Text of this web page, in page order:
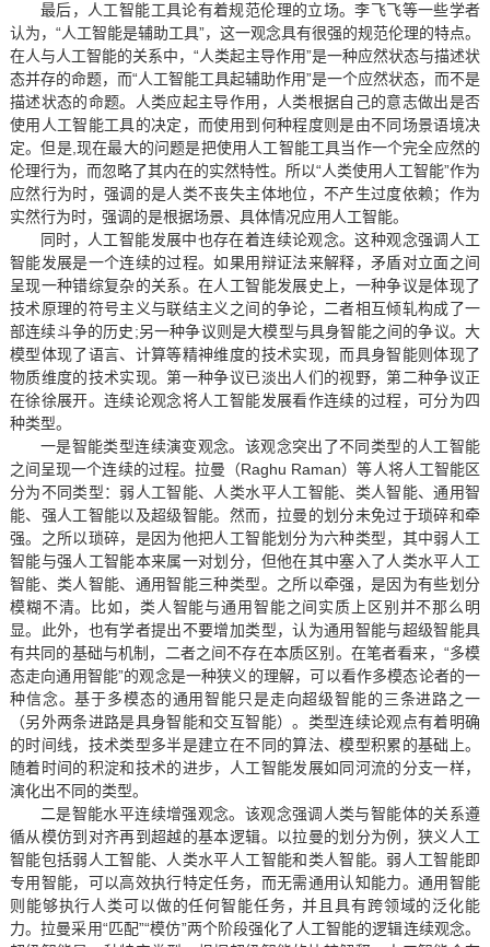
最后，人工智能工具论有着规范伦理的立场。李飞飞等一些学者
认为，“人工智能是辅助工具”，这一观念具有很强的规范伦理的特点。
在人与人工智能的关系中，“人类起主导作用”是一种应然状态与描述状
态并存的命题，而“人工智能工具起辅助作用”是一个应然状态，而不是
描述状态的命题。人类应起主导作用，人类根据自己的意志做出是否
使用人工智能工具的决定，而使用到何种程度则是由不同场景语境决
定。但是,现在最大的问题是把使用人工智能工具当作一个完全应然的
伦理行为，而忽略了其内在的实然特性。所以“人类使用人工智能”作为
应然行为时，强调的是人类不丧失主体地位，不产生过度依赖；作为
实然行为时，强调的是根据场景、具体情况应用人工智能。
同时，人工智能发展中也存在着连续论观念。这种观念强调人工
智能发展是一个连续的过程。如果用辩证法来解释，矛盾对立面之间
呈现一种错综复杂的关系。在人工智能发展史上，一种争议是体现了
技术原理的符号主义与联结主义之间的争论，二者相互倾轧构成了一
部连续斗争的历史;另一种争议则是大模型与具身智能之间的争议。大
模型体现了语言、计算等精神维度的技术实现，而具身智能则体现了
物质维度的技术实现。第一种争议已淡出人们的视野，第二种争议正
在徐徐展开。连续论观念将人工智能发展看作连续的过程，可分为四
种类型。
一是智能类型连续演变观念。该观念突出了不同类型的人工智能
之间呈现一个连续的过程。拉曼（Raghu Raman）等人将人工智能区
分为不同类型：弱人工智能、人类水平人工智能、类人智能、通用智
能、强人工智能以及超级智能。然而，拉曼的划分未免过于琐碎和牵
强。之所以琐碎，是因为他把人工智能划分为六种类型，其中弱人工
智能与强人工智能本来属一对划分，但他在其中塞入了人类水平人工
智能、类人智能、通用智能三种类型。之所以牵强，是因为有些划分
模糊不清。比如，类人智能与通用智能之间实质上区别并不那么明
显。此外，也有学者提出不要增加类型，认为通用智能与超级智能具
有共同的基础与机制，二者之间不存在本质区别。在笔者看来，“多模
态走向通用智能”的观念是一种狭义的理解，可以看作多模态论者的一
种信念。基于多模态的通用智能只是走向超级智能的三条进路之一
（另外两条进路是具身智能和交互智能）。类型连续论观点有着明确
的时间线，技术类型多半是建立在不同的算法、模型积累的基础上。
随着时间的积淀和技术的进步，人工智能发展如同河流的分支一样，
演化出不同的类型。
二是智能水平连续增强观念。该观念强调人类与智能体的关系遵
循从模仿到对齐再到超越的基本逻辑。以拉曼的划分为例，狭义人工
智能包括弱人工智能、人类水平人工智能和类人智能。弱人工智能即
专用智能，可以高效执行特定任务，而无需通用认知能力。通用智能
则能够执行人类可以做的任何智能任务，并且具有跨领域的泛化能
力。拉曼采用“匹配”“模仿”两个阶段强化了人工智能的逻辑连续观念。